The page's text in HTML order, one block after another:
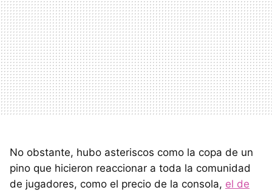
No obstante, hubo asteriscos como la copa de un
pino que hicieron reaccionar a toda la comunidad
de jugadores, como el precio de la consola, el de